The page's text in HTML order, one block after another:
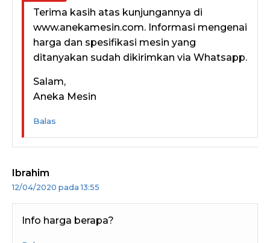
Terima kasih atas kunjungannya di
www.anekamesin.com. Informasi mengenai
harga dan spesifikasi mesin yang
ditanyakan sudah dikirimkan via Whatsapp.
Salam,
Aneka Mesin
Balas
Ibrahim
12/04/2020 pada 13:55
Info harga berapa?